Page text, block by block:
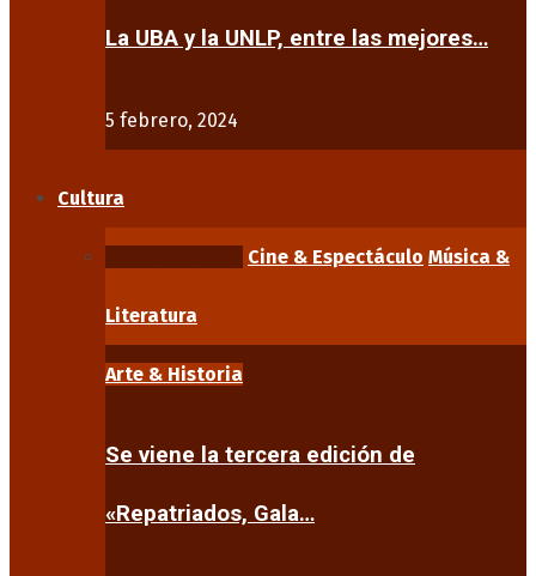
La UBA y la UNLP, entre las mejores…
5 febrero, 2024
Cultura
Cine & Espectáculo Música &
Literatura
Arte & Historia
Se viene la tercera edición de
«Repatriados, Gala…